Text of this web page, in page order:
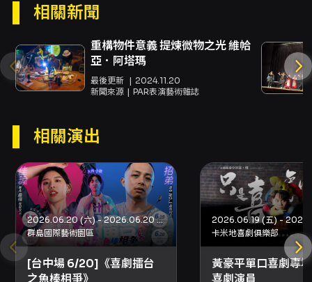
圾郵件。 - 開演前 30 分鐘開始入場；一人一票
憑票入場。 - 建議 12 歲以上觀眾入場（頁面建
議）。 - 票券視同有價證券，請妥善保存，遺失
或毀損恕不補發；如遇票券毀損、滅失或遺失，
主辦單位將依相關規定提供入場機制，詳情請洽
KKTIX 客服中心或主辦單位。 - 全家取票每筆限
4 張並酌收 NT$30 取票手續費（於全家繳
手續費。 - 退票需於演出日前 10 日（不含演出
日）辦理，且可能酌收手續費，請務必詳閱
KKTIX 退換票規定。
相關新聞
重構物件意義 提煉微物之光 維帢
亞．阿塔瑪
最後更新
2024.11.20
新聞來源
PAR表演藝術雜誌
相關演出
2026.06.20 (六) - 2026.06.20 (六)
群島國際藝術園區
[台中場 6/20]《喜劇擂台
卡米地喜劇俱樂部
黃豪平單口喜劇專